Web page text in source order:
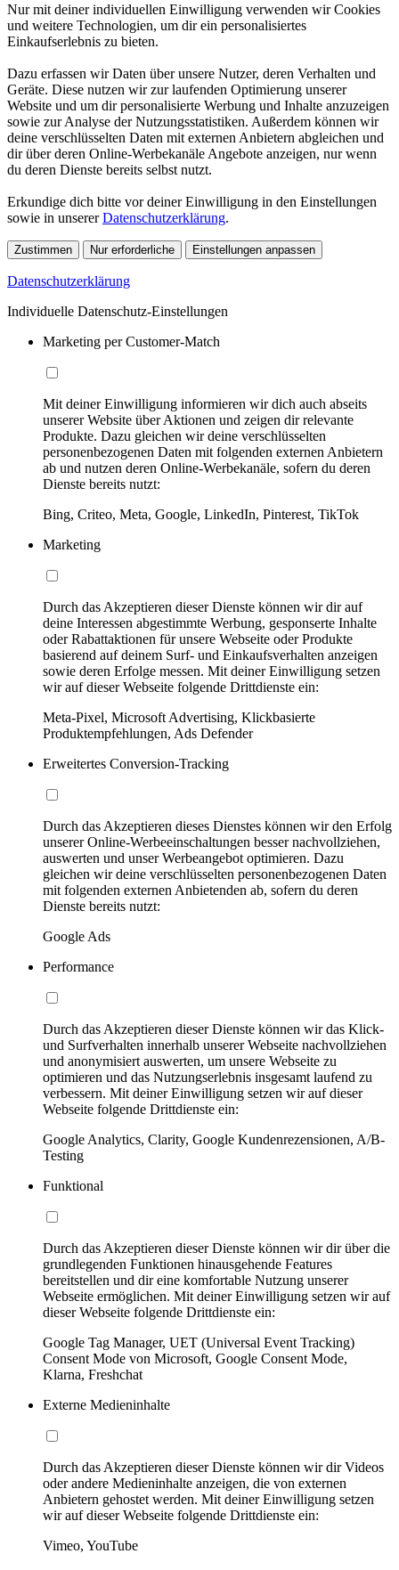
Nur mit deiner individuellen Einwilligung verwenden wir Cookies
und weitere Technologien, um dir ein personalisiertes
Einkaufserlebnis zu bieten.
Dazu erfassen wir Daten über unsere Nutzer, deren Verhalten und
Geräte. Diese nutzen wir zur laufenden Optimierung unserer
Website und um dir personalisierte Werbung und Inhalte anzuzeigen
sowie zur Analyse der Nutzungsstatistiken. Außerdem können wir
deine verschlüsselten Daten mit externen Anbietern abgleichen und
dir über deren Online-Werbekanäle Angebote anzeigen, nur wenn
du deren Dienste bereits selbst nutzt.
Erkundige dich bitte vor deiner Einwilligung in den Einstellungen
sowie in unsererDatenschutzerklärung.
Zustimmen Nur erforderliche Einstellungen anpassen
Datenschutzerklärung
Individuelle Datenschutz-Einstellungen
Marketing per Customer-Match
Mit deiner Einwilligung informieren wir dich auch abseits
unserer Website über Aktionen und zeigen dir relevante
Produkte. Dazu gleichen wir deine verschlüsselten
personenbezogenen Daten mit folgenden externen Anbietern
ab und nutzen deren Online-Werbekanäle, sofern du deren
Dienste bereits nutzt:
Bing, Criteo, Meta, Google, LinkedIn, Pinterest, TikTok
Marketing
Durch das Akzeptieren dieser Dienste können wir dir auf
deine Interessen abgestimmte Werbung, gesponserte Inhalte
oder Rabattaktionen für unsere Webseite oder Produkte
basierend auf deinem Surf- und Einkaufsverhalten anzeigen
sowie deren Erfolge messen. Mit deiner Einwilligung setzen
wir auf dieser Webseite folgende Drittdienste ein:
Meta-Pixel, Microsoft Advertising, Klickbasierte
Produktempfehlungen, Ads Defender
Erweitertes Conversion-Tracking
Durch das Akzeptieren dieses Dienstes können wir den Erfolg
unserer Online-Werbeeinschaltungen besser nachvollziehen,
auswerten und unser Werbeangebot optimieren. Dazu
gleichen wir deine verschlüsselten personenbezogenen Daten
mit folgenden externen Anbietenden ab, sofern du deren
Dienste bereits nutzt:
Google Ads
Performance
Durch das Akzeptieren dieser Dienste können wir das Klick-
und Surfverhalten innerhalb unserer Webseite nachvollziehen
und anonymisiert auswerten, um unsere Webseite zu
optimieren und das Nutzungserlebnis insgesamt laufend zu
verbessern. Mit deiner Einwilligung setzen wir auf dieser
Webseite folgende Drittdienste ein:
Google Analytics, Clarity, Google Kundenrezensionen, A/B-
Testing
Funktional
Durch das Akzeptieren dieser Dienste können wir dir über die
grundlegenden Funktionen hinausgehende Features
bereitstellen und dir eine komfortable Nutzung unserer
Webseite ermöglichen. Mit deiner Einwilligung setzen wir auf
dieser Webseite folgende Drittdienste ein:
Google Tag Manager, UET (Universal Event Tracking)
Consent Mode von Microsoft, Google Consent Mode,
Klarna, Freshchat
Externe Medieninhalte
Durch das Akzeptieren dieser Dienste können wir dir Videos
oder andere Medieninhalte anzeigen, die von externen
Anbietern gehostet werden. Mit deiner Einwilligung setzen
wir auf dieser Webseite folgende Drittdienste ein:
Vimeo, YouTube